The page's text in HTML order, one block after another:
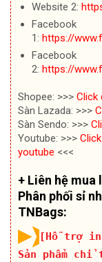
Website 2:
Facebook
1: https://
Facebook
2: https://
Shopee: >>> Click
Sàn Lazada: >>>
Sàn Sendo: >>>
Youtube: >>>
youtube <<<
+ Liên hệ
Phân phối sỉ
TNBags:
[Hỗ trợ in
Sản phẩm